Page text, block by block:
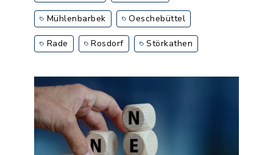
Mühlenbarbek Oeschebüttel
Rade Rosdorf Störkathen